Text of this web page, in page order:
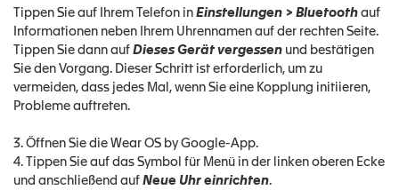
Tippen Sie auf Ihrem Telefon in Einstellungen > Bluetooth auf
Informationen neben Ihrem Uhrennamen auf der rechten Seite.
Tippen Sie dann auf Dieses Gerät vergessen und bestätigen
Sie den Vorgang. Dieser Schritt ist erforderlich, um zu
vermeiden, dass jedes Mal, wenn Sie eine Kopplung initiieren,
Probleme auftreten.
3. Öffnen Sie die Wear OS by Google-App.
4. Tippen Sie auf das Symbol für Menü in der linken oberen Ecke
und anschließend auf Neue Uhr einrichten.